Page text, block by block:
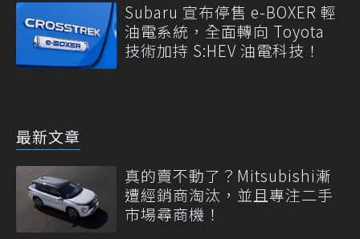
Subaru 宣布停售 e-BOXER 輕
油電系統，全面轉向 Toyota
技術加持 S:HEV 油電科技！
最新文章
真的賣不動了？Mitsubishi漸
遭經銷商淘汰，並且專注二手
市場尋商機！